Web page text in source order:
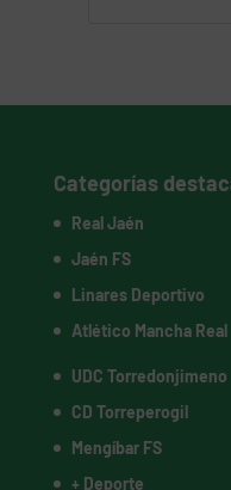
Categorías
Real Jaén
Jaén FS
Linares Deportivo
Atlético Mancha Real
UDC Torredonjimeno
CD Torreperogil
Mengíbar FS
+ Deporte